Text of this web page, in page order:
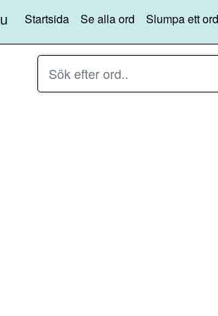
Startsida Se alla ord Slumpa ett